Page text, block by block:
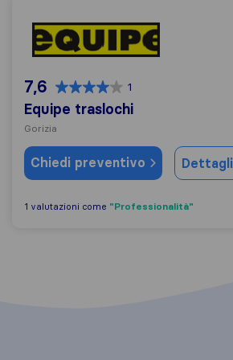
7,6 1
Equipe traslochi
Gorizia
Chiedi preventivo Dettagli
1 valutazioni come "Professionalità"